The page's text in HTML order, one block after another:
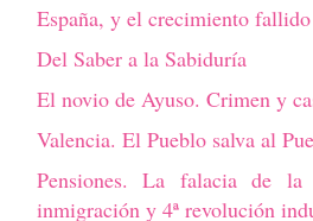
España, y el crecimiento fallido
Del Saber a la Sabiduría
El novio de Ayuso. Crimen y
Valencia. El Pueblo salva al
Pensiones. La falacia de la
inmigración y 4ª revolución